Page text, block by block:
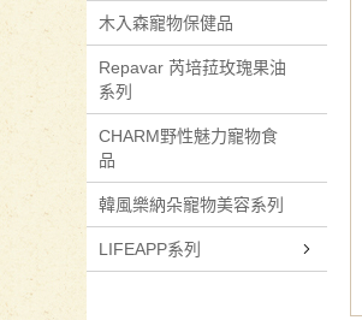
木入森寵物保健品
Repavar 芮培菈玫瑰果油
系列
CHARM野性魅力寵物食
品
韓風樂納朵寵物美容系列
LIFEAPP系列